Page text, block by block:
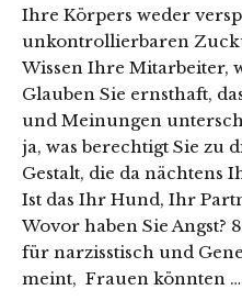
Ihre Körpers weder
unkontrollierbaren
Wissen Ihre Mitarbeiter,
Glauben Sie ernsthaft,
und Meinungen
ja, was berechtigt Sie zu
Gestalt, die da nächtens
Ist das Ihr Hund, Ihr
Wovor haben Sie Angst?
für narzisstisch und
meint, Frauen könnten …